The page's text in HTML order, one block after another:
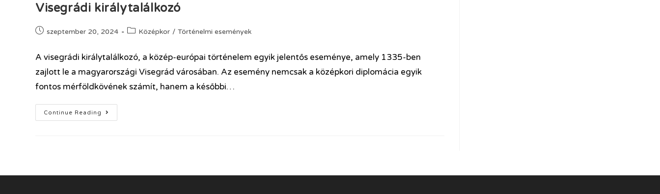
Visegrádi királytalálkozó
szeptember 20, 2024 Középkor / Történelmi események
A visegrádi királytalálkozó, a közép-európai történelem egyik jelentős eseménye, amely 1335-ben
zajlott le a magyarországi Visegrád városában. Az esemény nemcsak a középkori diplomácia egyik
fontos mérföldkövének számít, hanem a későbbi…
Continue Reading